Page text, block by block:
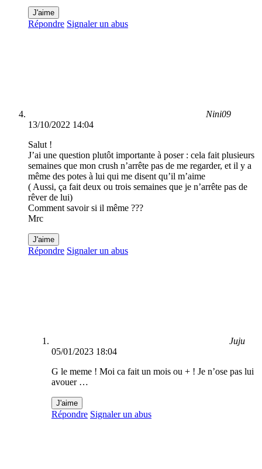
J'aime
Répondre Signaler un abus
Nini09
13/10/2022 14:04
Salut !
J’ai une question plutôt importante à poser : cela fait plusieurs
semaines que mon crush n’arrête pas de me regarder, et il y a
même des potes à lui qui me disent qu’il m’aime
( Aussi, ça fait deux ou trois semaines que je n’arrête pas de
rêver de lui)
Comment savoir si il même ???
Mrc
J'aime
Répondre Signaler un abus
Juju
05/01/2023 18:04
G le meme ! Moi ca fait un mois ou + ! Je n’ose pas lui
avouer …
J'aime
Répondre Signaler un abus